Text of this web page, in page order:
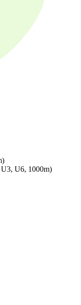
U6, 1000m)